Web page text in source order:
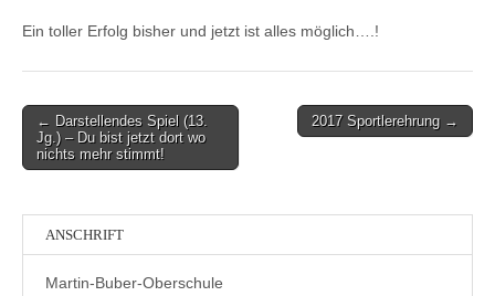
Ein toller Erfolg bisher und jetzt ist alles möglich….!
Post
navigation
← Darstellendes Spiel (13.
Jg.) – Du bist jetzt dort wo
nichts mehr stimmt!
2017 Sportlerehrung →
ANSCHRIFT
Martin-Buber-Oberschule